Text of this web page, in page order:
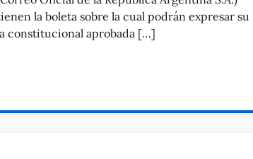
la boleta sobre la cual podrán expresar su
constitucional aprobada […]